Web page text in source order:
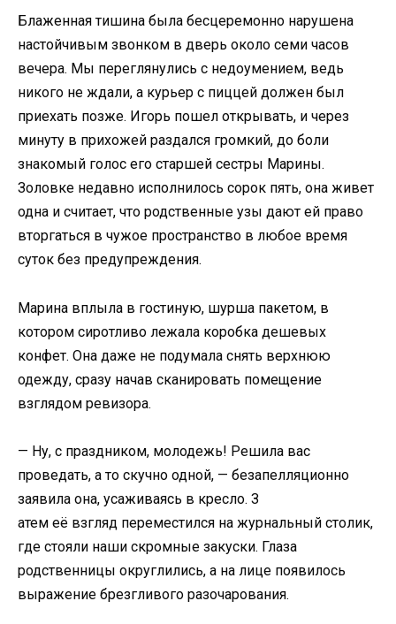
Блаженная тишина была бесцеремонно нарушена
настойчивым звонком в дверь около семи часов
вечера. Мы переглянулись с недоумением, ведь
никого не ждали, а курьер с пиццей должен был
приехать позже. Игорь пошел открывать, и через
минуту в прихожей раздался громкий, до боли
знакомый голос его старшей сестры Марины.
Золовке недавно исполнилось сорок пять, она живет
одна и считает, что родственные узы дают ей право
вторгаться в чужое пространство в любое время
суток без предупреждения.
Марина вплыла в гостиную, шурша пакетом, в
котором сиротливо лежала коробка дешевых
конфет. Она даже не подумала снять верхнюю
одежду, сразу начав сканировать помещение
взглядом ревизора.
— Ну, с праздником, молодежь! Решила вас
проведать, а то скучно одной, — безапелляционно
заявила она, усаживаясь в кресло. З
атем её взгляд переместился на журнальный столик,
где стояли наши скромные закуски. Глаза
родственницы округлились, а на лице появилось
выражение брезгливого разочарования.